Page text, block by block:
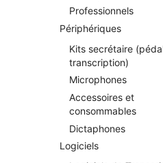
Professionnels
Périphériques
Kits secrétaire
transcription)
Microphones
Accessoires et
consommables
Dictaphones
Logiciels